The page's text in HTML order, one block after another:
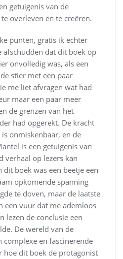
getuigenis van de
overleven en te creëren.
punten, gratis ik echter
afschudden dat dit boek op
onvolledig was, als een
stier met een paar
me liet afvragen wat had
maar een paar meer
de grenzen van het
had opgerekt. De kracht
onmiskenbaar, en de
is een getuigenis van
verhaal op lezers kan
dit boek was een beetje een
opkomende spanning
te doven, maar de laatste
een vuur dat me ademloos
lezen de conclusie een
De wereld van de
complexe en fascinerende
hoe dit boek de protagonist